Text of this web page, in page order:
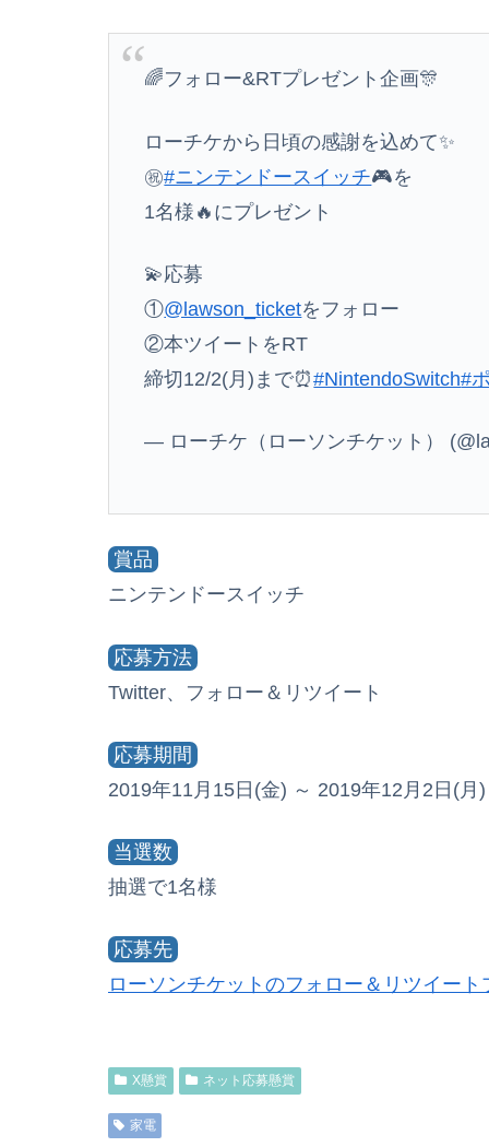
🌈フォロー&RTプレゼント企画🎊
ローチケから日頃の感謝を込めて✨
㊗️#ニンテンドースイッチ🎮を
1名様🔥にプレゼント
💫応募
①@lawson_ticketをフォロー
②本ツイートをRT
締切12/2(月)まで⏰#NintendoSwitch#
— ローチケ（ローソンチケット）
賞品
ニンテンドースイッチ
応募方法
Twitter、フォロー＆リツイート
応募期間
2019年11月15日(金) ～ 2019年12月2日(月)
当選数
抽選で1名様
応募先
ローソンチケットのフォロー＆リツイート
X懸賞 ネット応募懸賞
家電